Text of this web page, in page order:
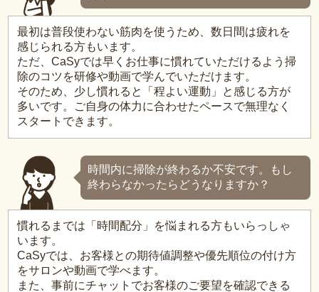
最初は普段使わない筋肉を使うため、数日間は疲れを
感じられる方もいます。
ただ、CaSyでは早くお仕事に慣れていただけるよう掃
除のコツを研修や動画で学んでいただけます。
そのため、少し慣れると「程よい運動」と感じる方が
多いです。ご自身の体力に合わせたペースで無理なく
スタートできます。
時間内に掃除が終わるか不安です。もし
終わらなかったらどうなりますか？
慣れるまでは「時間配分」を悩まれる方もいらっしゃ
います。
CaSyでは、お客様との期待値調整や優先順位の付け方
をサロンや動画で学べます。
また、事前にチャットでお客様のご要望を確認できる